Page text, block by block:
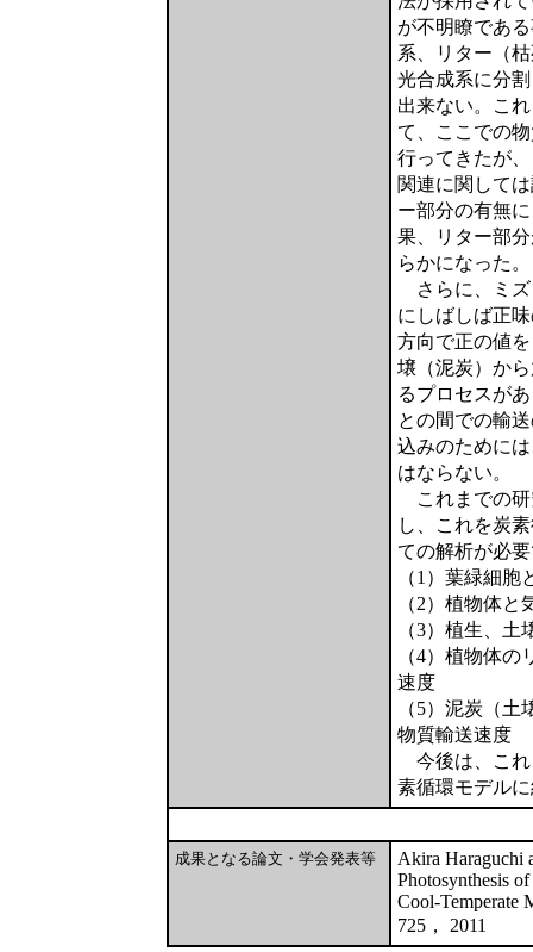
が不明瞭であ
系、リター（
光合成系に分
出来ない。こ
て、ここでの
行ってきたが
関連に関して
ー部分の有無
果、リター部
らかになった。
さらに、ミズ
にしばしば正
方向で正の値
壌（泥炭）か
るプロセスが
との間での輸
込みのために
はならない。
これまでの研
し、これを炭
ての解析が必
（1）葉緑細
（2）植物体
（3）植生、
（4）植物体
速度
（5）泥炭（
物質輸送速度
今後は、これ
素循環モデル
成果となる論文・学会発表等
Akira Haraguchi
Photosynthesis
Cool-Temperate
725， 2011